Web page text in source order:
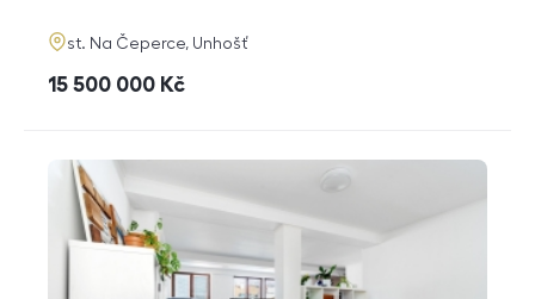
adresa
st. Na Čeperce, Unhošť
cena
15 500 000 Kč